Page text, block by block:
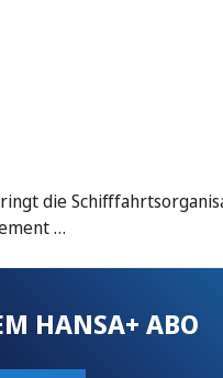
die
…
HANSA+ ABO